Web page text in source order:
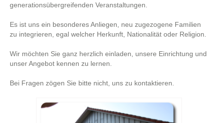
generationsübergreifenden Veranstaltungen.
Es ist uns ein besonderes Anliegen, neu zugezogene Familien
zu integrieren, egal welcher Herkunft, Nationalität oder Religion.
Wir möchten Sie ganz herzlich einladen, unsere Einrichtung und
unser Angebot kennen zu lernen.
Bei Fragen zögen Sie bitte nicht, uns zu kontaktieren.